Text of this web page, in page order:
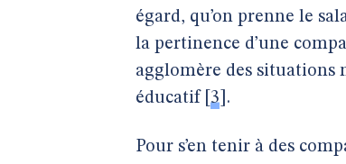
égard, qu’on prenne le
la pertinence d’une
agglomère des situations
éducatif[ 3 .
Pour s’en tenir à des